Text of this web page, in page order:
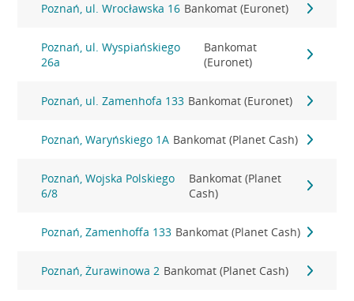
Poznań, ul. Wrocławska 16 Bankomat (Euronet)
Poznań, ul. Wyspiańskiego
26a
Bankomat
(Euronet)
Poznań, ul. Zamenhofa 133 Bankomat (Euronet)
Poznań, Waryńskiego 1A Bankomat (Planet Cash)
Poznań, Wojska Polskiego
6/8
Bankomat (Planet
Cash)
Poznań, Zamenhoffa 133 Bankomat (Planet Cash)
Poznań, Żurawinowa 2 Bankomat (Planet Cash)